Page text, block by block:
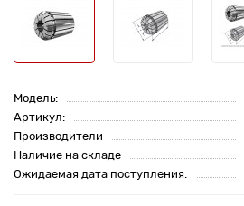
Модель:
Артикул:
Производители
Наличие на складе
Ожидаемая дата поступления: